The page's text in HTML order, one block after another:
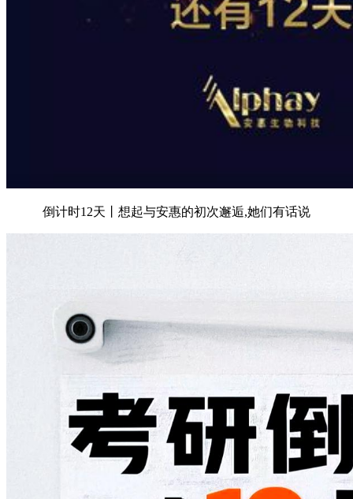
倒计时12天丨想起与安惠的初次邂逅,她们有话说